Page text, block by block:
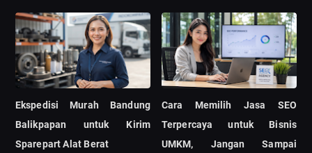
Ekspedisi Murah Bandung
Balikpapan untuk Kirim
Sparepart Alat Berat
Cara Memilih Jasa SEO
Terpercaya untuk Bisnis
UMKM, Jangan Sampai